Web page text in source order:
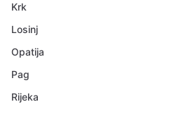
Krk
Losinj
Opatija
Pag
Rijeka